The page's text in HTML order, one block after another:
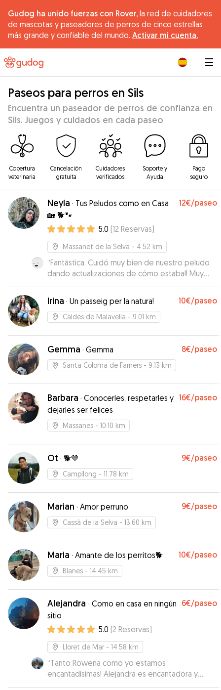
Gudog ha unido fuerzas con Rover, la red de cuidadores
de mascotas y paseadores de perros de cinco estrellas
más grande y confiable del mundo. Activar mi cuenta.
Paseos para perros en Sils
Encuentra un paseador de perros de confianza en
Sils. Juegos y cuidados en cada paseo
Cobertura
veterinaria
Cancelación
gratuita
Cuidadores
verificados
Soporte y
Ayuda
Pago
seguro
Neyla · Tus Peludos como en Casa
🏡 🐕🐾
12€/paseo
5.0 (12 Reservas)
Massanet de la Selva - 4.52 km
“Fantástica. Cuidó muy bien de nuestro peludo
dando actualizaciones de cómo estaba!! Muy
simpática.”
Irina · Un passeig per la natura! 10€/paseo
Caldes de Malavella - 9.01 km
Gemma · Gemma 8€/paseo
Santa Coloma de Farners - 9.13 km
Barbara · Conocerles, respetarles y
dejarles ser felices
16€/paseo
Massanes - 10.10 km
Ot · 🐕💛 9€/paseo
Campllong - 11.78 km
Marian · Amor perruno 9€/paseo
Cassà de la Selva - 13.60 km
Maria · Amante de los perritos🐕 10€/paseo
Blanes - 14.45 km
Alejandra · Como en casa en ningún
sitio
6€/paseo
5.0 (2 Reservas)
Lloret de Mar - 14.58 km
“Tanto Rowena como yo estamos
encantadísimas! Alejandra es encantadora y
Agua una perrita muy buena que se ha adaptado